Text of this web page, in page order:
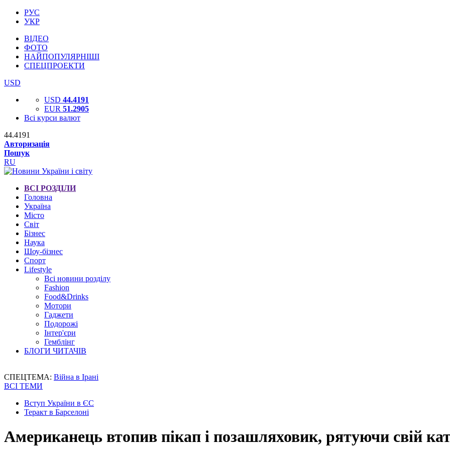
РУС
УКР
ВІДЕО
ФОТО
НАЙПОПУЛЯРНІШІ
СПЕЦПРОЕКТИ
USD
USD 44.4191
EUR 51.2905
Всі курси валют
44.4191
Авторизація
Пошук
RU
ВСІ РОЗДІЛИ
Головна
Україна
Місто
Світ
Бізнес
Наука
Шоу-бізнес
Спорт
Lifestyle
Всі новини розділу
Fashion
Food&Drinks
Мотори
Гаджети
Подорожі
Інтер'єри
Гемблінг
БЛОГИ ЧИТАЧІВ
СПЕЦТЕМА: Війна в Ірані
ВСІ ТЕМИ
Вступ України в ЄС
Теракт в Барселоні
Американець втопив пікап і позашляховик, рятуючи свій